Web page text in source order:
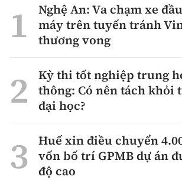
Nghệ An: Va chạm xe
máy trên tuyến tránh
thương vong
Kỳ thi tốt nghiệp trung
thông: Có nên tách khỏi
đại học?
Huế xin điều chuyển
vốn bố trí GPMB dự án
độ cao